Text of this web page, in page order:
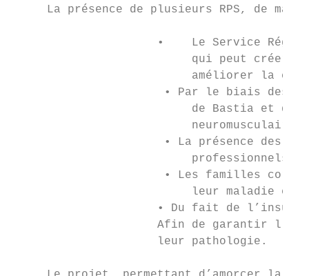
La présence de plusieurs RPS, de
•    Le Service
qui peut créer
améliorer la
• Par le biais des
de Bastia et
• La présence des
professionnels
• Les familles
leur maladie et
• Du fait de
Afin de garantir
                     leur pathologie.